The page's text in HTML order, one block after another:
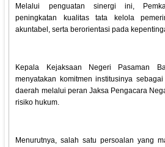
Melalui penguatan sinergi ini,
peningkatan kualitas tata kelola
akuntabel, serta berorientasi pada
Kepala Kejaksaan Negeri Pasaman
menyatakan komitmen institusinya
daerah melalui peran Jaksa Pengacara
risiko hukum.
Menurutnya, salah satu persoalan yang